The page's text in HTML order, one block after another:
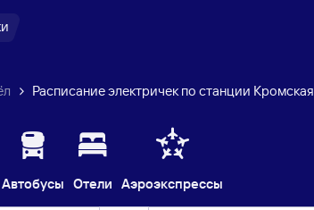
Расписание электричек по станции Кромская
Автобусы Отели Аэроэкспрессы